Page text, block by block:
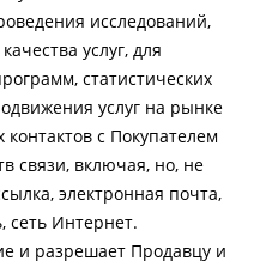
исследований,
услуг, для
статистических
услуг на рынке
с Покупателем
связи, включая, но, не
электронная почта,
сеть Интернет.
и разрешает Продавцу и